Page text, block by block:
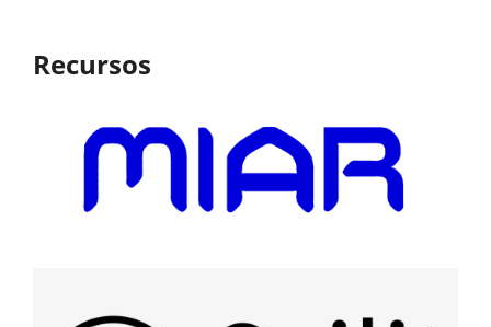
Recursos